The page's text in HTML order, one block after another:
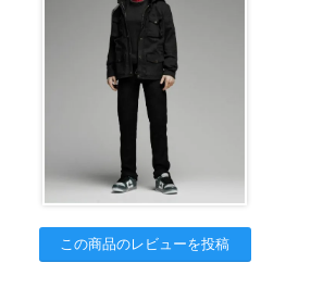
この商品のレビューを投稿